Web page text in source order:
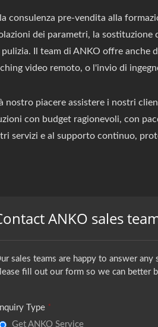
consulenza pre-vendita alla
dei parametri, la sostituzione
pulizia. Il team di ANKO offre anche
video remoto, o l'invio di
nostro piacere assistere i nostri
con budget ragionevoli, con
servizi e al supporto continuo,